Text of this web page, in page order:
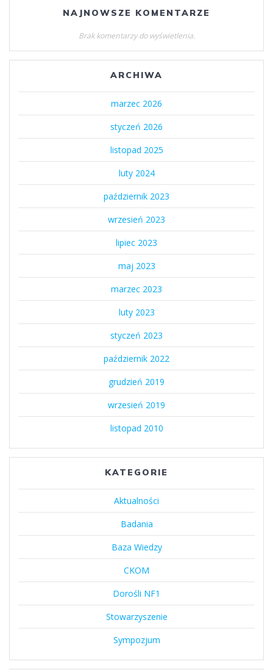
NAJNOWSZE KOMENTARZE
Brak komentarzy do wyświetlenia.
ARCHIWA
marzec 2026
styczeń 2026
listopad 2025
luty 2024
październik 2023
wrzesień 2023
lipiec 2023
maj 2023
marzec 2023
luty 2023
styczeń 2023
październik 2022
grudzień 2019
wrzesień 2019
listopad 2010
KATEGORIE
Aktualności
Badania
Baza Wiedzy
CKOM
Dorośli NF1
Stowarzyszenie
Sympozjum